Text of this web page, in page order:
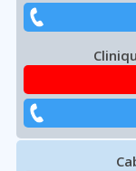
navigation
principale
DES